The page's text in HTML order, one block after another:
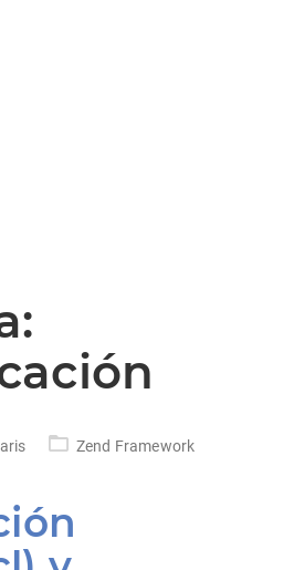
Zend Framework